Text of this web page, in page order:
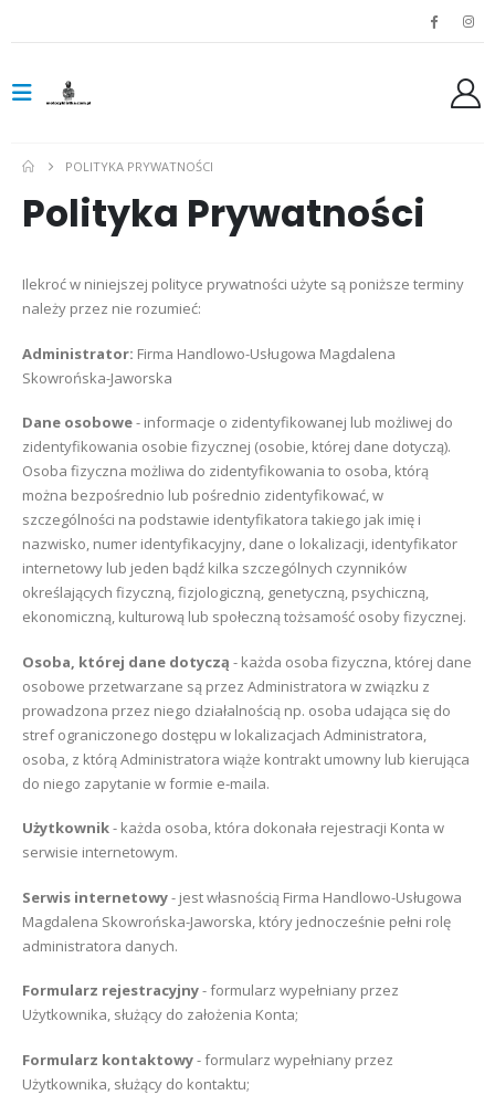
POLITYKA PRYWATNOŚCI
Polityka Prywatności
Ilekroć w niniejszej polityce prywatności użyte są poniższe terminy
należy przez nie rozumieć:
Administrator: Firma Handlowo-Usługowa Magdalena
Skowrońska-Jaworska
Dane osobowe- informacje o zidentyfikowanej lub możliwej do
zidentyfikowania osobie fizycznej (osobie, której dane dotyczą).
Osoba fizyczna możliwa do zidentyfikowania to osoba, którą
można bezpośrednio lub pośrednio zidentyfikować, w
szczególności na podstawie identyfikatora takiego jak imię i
nazwisko, numer identyfikacyjny, dane o lokalizacji, identyfikator
internetowy lub jeden bądź kilka szczególnych czynników
określających fizyczną, fizjologiczną, genetyczną, psychiczną,
ekonomiczną, kulturową lub społeczną tożsamość osoby fizycznej.
Osoba, której dane dotyczą - każda osoba fizyczna, której dane
osobowe przetwarzane są przez Administratora w związku z
prowadzona przez niego działalnością np. osoba udająca się do
stref ograniczonego dostępu w lokalizacjach Administratora,
osoba, z którą Administratora wiąże kontrakt umowny lub kierująca
do niego zapytanie w formie e-maila.
Użytkownik- każda osoba, która dokonała rejestracji Konta w
serwisie internetowym.
Serwis internetowy- jest własnością Firma Handlowo-Usługowa
Magdalena Skowrońska-Jaworska, który jednocześnie pełni rolę
administratora danych.
Formularz rejestracyjny- formularz wypełniany przez
Użytkownika, służący do założenia Konta;
Formularz kontaktowy- formularz wypełniany przez
Użytkownika, służący do kontaktu;